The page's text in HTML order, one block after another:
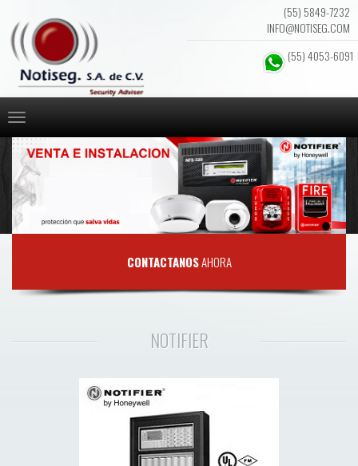
(55) 5849-7232
INFO@NOTISEG.COM
(55) 4053-6091
CONTACTANOSAHORA
NOTIFIER